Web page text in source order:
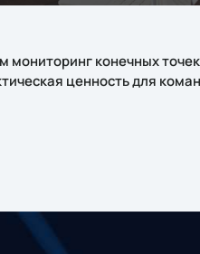
мониторинг конечных точек
ценность для